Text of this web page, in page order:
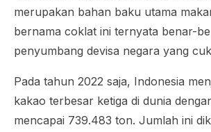
merupakan bahan baku utama
bernama coklat ini ternyata benar-
penyumbang devisa negara yang
Pada tahun 2022 saja, Indonesia
kakao terbesar ketiga di dunia
mencapai 739.483 ton. Jumlah ini